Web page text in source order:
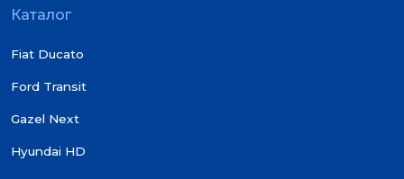
Каталог
Fiat Ducato
Ford Transit
Gazel Next
Hyundai HD